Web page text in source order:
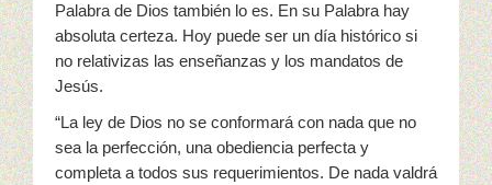
Palabra de Dios también lo es. En su Palabra hay
absoluta certeza. Hoy puede ser un día histórico si
no relativizas las enseñanzas y los mandatos de
Jesús.
“La ley de Dios no se conformará con nada que no
sea la perfección, una obediencia perfecta y
completa a todos sus requerimientos. De nada valdrá